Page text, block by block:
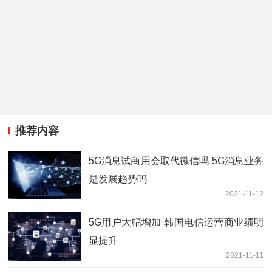
推荐内容
5G消息试商用会取代微信吗 5G消息业务
是发展趋势吗
2021-11-12
5G用户大幅增加 韩国电信运营商业绩明
显提升
2021-11-11